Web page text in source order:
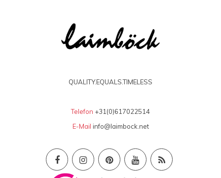
QUALITY.EQUALS.TIMELESS
Telefon +31(0)617022514
E-Mail info@laimbock.net